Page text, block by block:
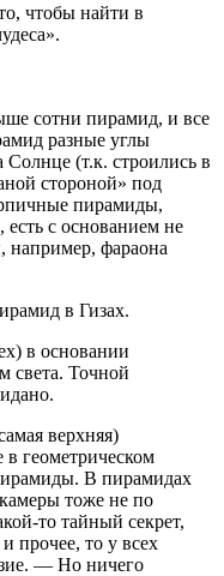
чтобы найти в
сотни пирамид, и все
разные углы
(т.к. строились в
стороной» под
пирамиды,
с основанием не
например, фараона
в Гизах.
в основании
света. Точной
верхняя)
в геометрическом
В пирамидах
тоже не по
то тайный секрет,
прочее, то у всех
— Но ничего